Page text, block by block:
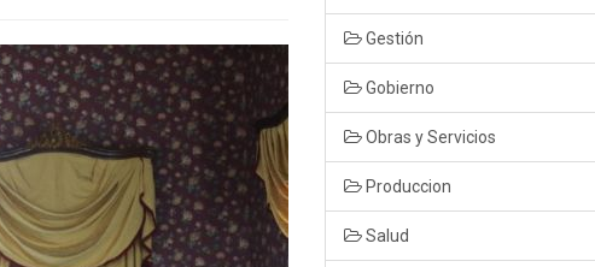
Gestión
Gobierno
Obras y Servicios
Produccion
Salud